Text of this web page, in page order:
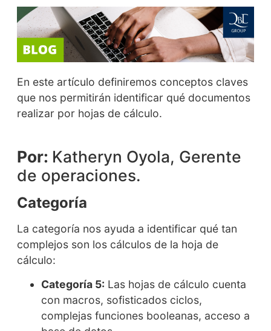
En este artículo definiremos conceptos claves
que nos permitirán identificar qué documentos
realizar por hojas de cálculo.
Por: Katheryn Oyola, Gerente
de operaciones.
Categoría
La categoría nos ayuda a identificar qué tan
complejos son los cálculos de la hoja de
cálculo:
Categoría 5: Las hojas de cálculo cuenta
con macros, sofisticados ciclos,
complejas funciones booleanas, acceso a